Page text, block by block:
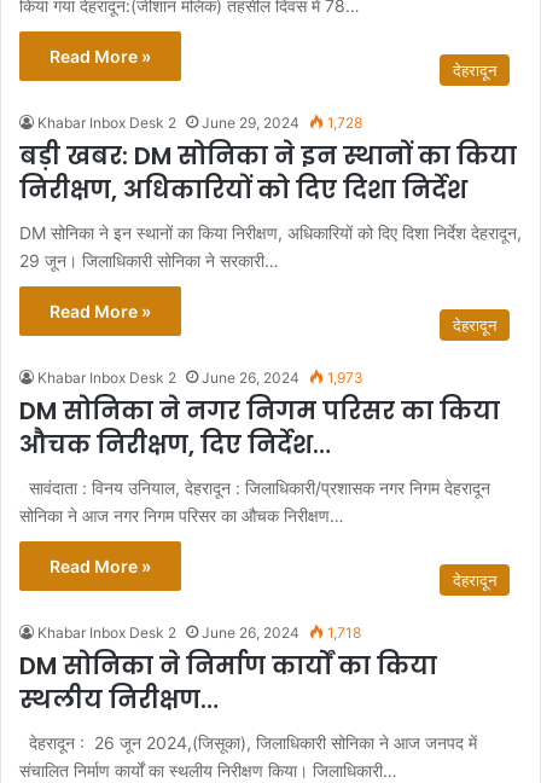
किया गया देहरादून:(जीशान मलिक) तहसील दिवस में 78…
Read More »
देहरादून
Khabar Inbox Desk 2 June 29, 2024 1,728
बड़ी खबर: DM सोनिका ने इन स्थानों का किया
निरीक्षण, अधिकारियों को दिए दिशा निर्देश
DM सोनिका ने इन स्थानों का किया निरीक्षण, अधिकारियों को दिए दिशा निर्देश देहरादून,
29 जून। जिलाधिकारी सोनिका ने सरकारी…
Read More »
देहरादून
Khabar Inbox Desk 2 June 26, 2024 1,973
DM सोनिका ने नगर निगम परिसर का किया
औचक निरीक्षण, दिए निर्देश…
सावंदाता : विनय उनियाल, देहरादून : जिलाधिकारी/प्रशासक नगर निगम देहरादून
सोनिका ने आज नगर निगम परिसर का औचक निरीक्षण…
Read More »
देहरादून
Khabar Inbox Desk 2 June 26, 2024 1,718
DM सोनिका ने निर्माण कार्यों का किया
स्थलीय निरीक्षण…
देहरादून : 26 जून 2024,(जिसूका), जिलाधिकारी सोनिका ने आज जनपद में
संचालित निर्माण कार्यों का स्थलीय निरीक्षण किया। जिलाधिकारी…